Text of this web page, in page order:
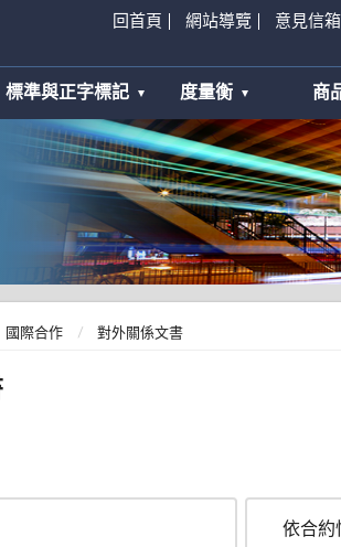
回首頁 網站導覽 意見信箱
標準與正字標記 度量衡 商
國際合作 對外關係文書
依合約